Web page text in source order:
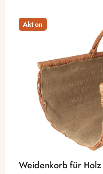
Aktion
Weidenkorb für